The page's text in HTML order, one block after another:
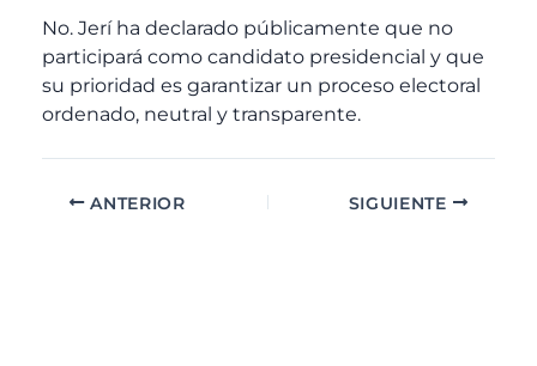
No. Jerí ha declarado públicamente que no
participará como candidato presidencial y que
su prioridad es garantizar un proceso electoral
ordenado, neutral y transparente.
ANTERIOR SIGUIENTE